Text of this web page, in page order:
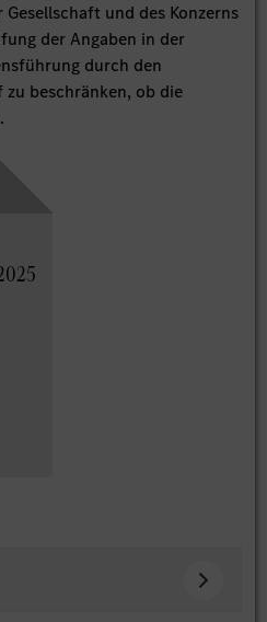
und des Konzerns
der Angaben in der
durch den
beschränken, ob die